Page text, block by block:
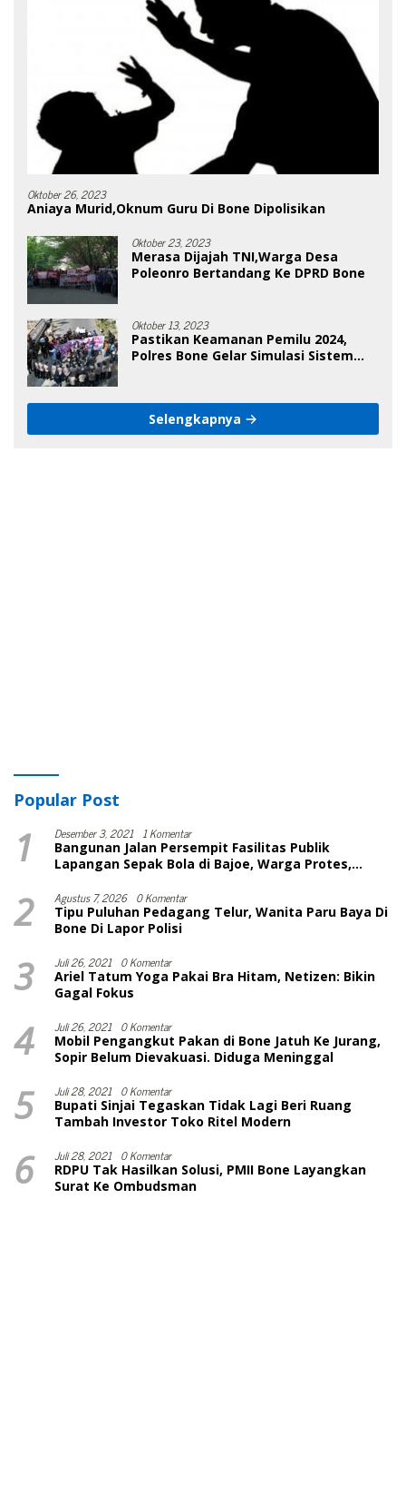
Oktober 26, 2023
Aniaya Murid,Oknum Guru Di Bone Dipolisikan
Oktober 23, 2023
Merasa Dijajah TNI,Warga Desa
Poleonro Bertandang Ke DPRD Bone
Oktober 13, 2023
Pastikan Keamanan Pemilu 2024,
Polres Bone Gelar Simulasi Sistem
Selengkapnya
Popular Post
1 Desember 3, 2021 1 Komentar
Bangunan Jalan Persempit Fasilitas Publik
Lapangan Sepak Bola di Bajoe, Warga Protes,
2 Agustus 7, 2026 0 Komentar
Tipu Puluhan Pedagang Telur, Wanita Paru Baya Di
Bone Di Lapor Polisi
3 Juli 26, 2021 0 Komentar
Ariel Tatum Yoga Pakai Bra Hitam, Netizen: Bikin
Gagal Fokus
4 Juli 26, 2021 0 Komentar
Mobil Pengangkut Pakan di Bone Jatuh Ke Jurang,
Sopir Belum Dievakuasi. Diduga Meninggal
5 Juli 28, 2021 0 Komentar
Bupati Sinjai Tegaskan Tidak Lagi Beri Ruang
Tambah Investor Toko Ritel Modern
6 Juli 28, 2021 0 Komentar
RDPU Tak Hasilkan Solusi, PMII Bone Layangkan
Surat Ke Ombudsman